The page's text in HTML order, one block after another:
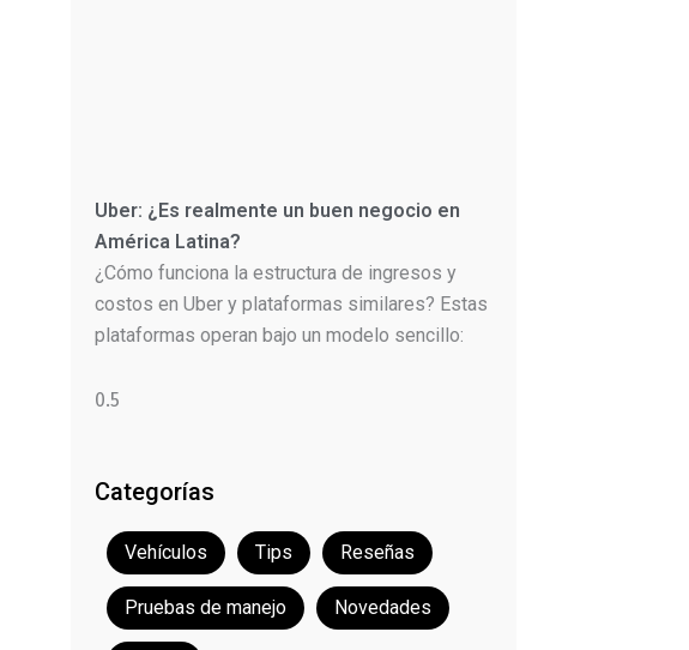
Uber: ¿Es realmente un buen negocio en
América Latina?
¿Cómo funciona la estructura de ingresos y
costos en Uber y plataformas similares? Estas
plataformas operan bajo un modelo sencillo:
Categorías
Vehículos Tips Reseñas
Pruebas de manejo Novedades